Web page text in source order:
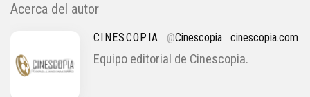
Acerca del autor
CINESCOPIA @Cinescopia cinescopia.com
Equipo editorial de Cinescopia.